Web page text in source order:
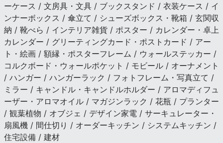
ーケース / 文房具・文具 / ブックスタンド / 衣装ケース / イ
ンナーボックス / 傘立て / シューズボックス・靴箱 / 玄関収
納 / 靴べら / インテリア雑貨 / ポスター / カレンダー・卓上
カレンダー / グリーティングカード・ポストカード / アー
ト・絵画 / 額縁・ポスターフレーム / ウォールステッカー /
コルクボード・ウォールポケット / モビール / オーナメント
/ ハンガー / ハンガーラック / フォトフレーム・写真立て /
ミラー / キャンドル・キャンドルホルダー / アロマディフュ
ーザー・アロマオイル / マガジンラック / 花瓶 / プランター
/ 観葉植物 / オブジェ / デザイン家電 / サーキュレーター・
扇風機 / 間仕切り / オーダーキッチン / システムキッチン /
住宅設備 / 建材